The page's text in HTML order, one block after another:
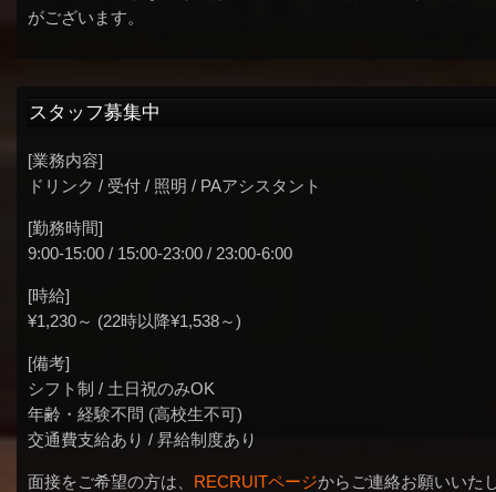
がございます。
スタッフ募集中
[業務内容]
ドリンク / 受付 / 照明 / PAアシスタント
[勤務時間]
9:00-15:00 / 15:00-23:00 / 23:00-6:00
[時給]
¥1,230～ (22時以降¥1,538～)
[備考]
シフト制 / 土日祝のみOK
年齢・経験不問 (高校生不可)
交通費支給あり / 昇給制度あり
面接をご希望の方は、 RECRUITページからご連絡お願いいた